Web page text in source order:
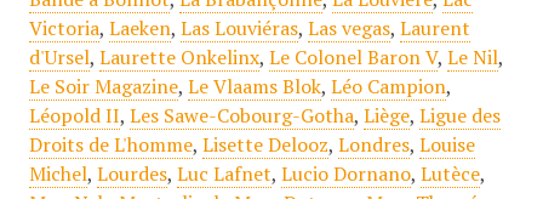
Victoria, Laeken, Las Louviéras, Las vegas, Laurent
d'Ursel, Laurette Onkelinx, Le Colonel Baron V, Le Nil,
Le Soir Magazine, Le Vlaams Blok, Léo Campion,
Léopold II, Les Sawe-Cobourg-Gotha, Liège, Ligue des
Droits de L'homme, Lisette Delooz, Londres, Louise
Michel, Lourdes, Luc Lafnet, Lucio Dornano, Lutèce,